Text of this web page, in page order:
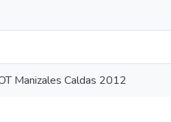
Manizales Caldas 2012